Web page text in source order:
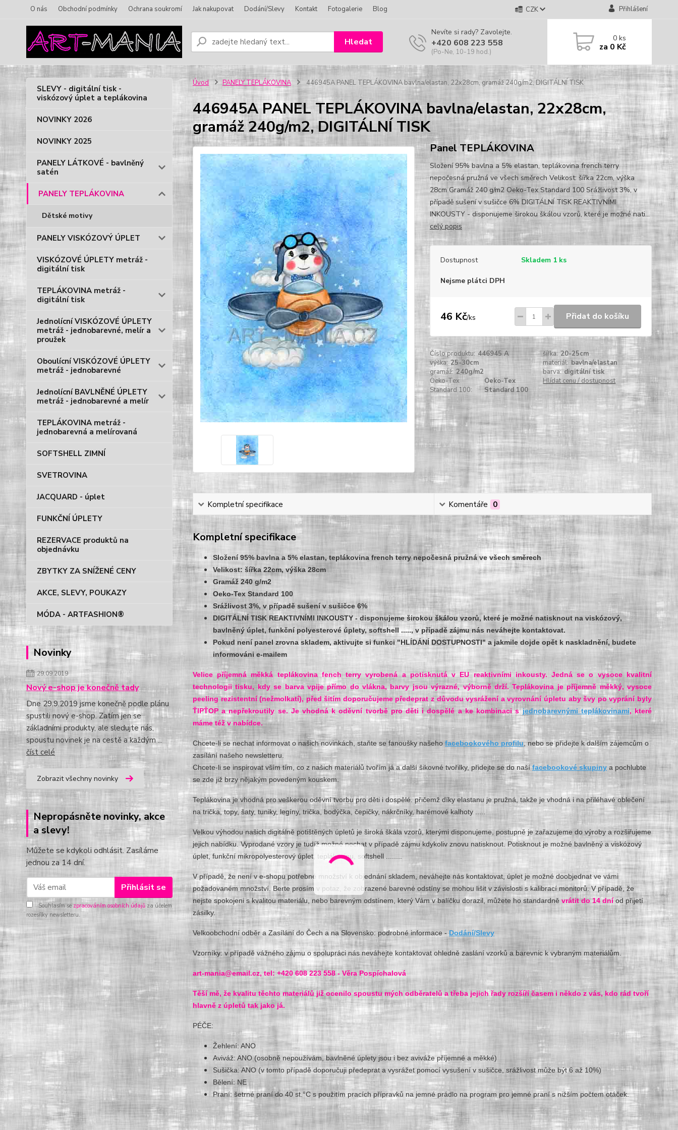
O nás Obchodní podmínky Ochrana soukromí Jak nakupovat Dodání/Slevy Kontakt Fotogalerie Blog CZK Přihlášení
Hledat
Nevíte si rady? Zavolejte.
+420 608 223 558
(Po-Ne, 10-19 hod.)
0ks
za 0 Kč
SLEVY - digitální tisk -
viskózový úplet a teplákovina
NOVINKY 2026
NOVINKY 2025
PANELY LÁTKOVÉ - bavlněný
satén
PANELY TEPLÁKOVINA
Dětské motivy
PANELY VISKÓZOVÝ ÚPLET
VISKÓZOVÉ ÚPLETY metráž -
digitální tisk
TEPLÁKOVINA metráž -
digitální tisk
Jednolícní VISKÓZOVÉ ÚPLETY
metráž - jednobarevné, melír a
proužek
Oboulícní VISKÓZOVÉ ÚPLETY
metráž - jednobarevné
Jednolícní BAVLNĚNÉ ÚPLETY
metráž - jednobarevné a melír
TEPLÁKOVINA metráž -
jednobarevná a melírovaná
SOFTSHELL ZIMNÍ
SVETROVINA
JACQUARD - úplet
FUNKČNÍ ÚPLETY
REZERVACE produktů na
objednávku
ZBYTKY ZA SNÍŽENÉ CENY
AKCE, SLEVY, POUKAZY
MÓDA - ARTFASHION®
Novinky
29.09.2019
Nový e-shop je konečně tady
Dne 29.9.2019 jsme konečně podle plánu
spustili nový e-shop. Zatím jen se
základními produkty, ale sledujte nás,
spoustu novinek je na cestě a každým ...
číst celé
Zobrazit všechny novinky
Nepropásněte novinky, akce
a slevy!
Můžete se kdykoli odhlásit. Zasíláme
jednou za 14 dní.
Přihlásit se
Souhlasím se zpracováním osobních údajů za účelem
rozesílky newsletteru.
Úvod PANELY TEPLÁKOVINA 446945A PANEL TEPLÁKOVINA bavlna/elastan, 22x28cm, gramáž 240g/m2, DIGITÁLNÍ TISK
446945A PANEL TEPLÁKOVINA bavlna/elastan, 22x28cm,
gramáž 240g/m2, DIGITÁLNÍ TISK
Panel TEPLÁKOVINA
Složení 95% bavlna a 5% elastan, teplákovina french terry
nepočesná pružná ve všech směrech Velikost: šířka 22cm, výška
28cm Gramáž 240 g/m2 Oeko-Tex Standard 100 Srážlivost 3%, v
případě sušení v sušičce 6% DIGITÁLNÍ TISK REAKTIVNÍMI
INKOUSTY - disponujeme širokou škálou vzorů, které je možné nati...
celý popis
Dostupnost Skladem 1 ks
Nejsme plátci DPH
46 Kč/ks Přidat do košíku
Číslo produktu: 446945 A šířka: 20-25cm
výška: 25-30cm materiál: bavlna/elastan
gramáž: 240g/m2 barva: digitální tisk
Oeko-Tex
Standard 100:
Oeko-Tex
Standard 100
Hlídat cenu / dostupnost
Kompletní specifikace Komentáře 0
Kompletní specifikace
Složení 95% bavlna a 5% elastan, teplákovina french terry nepočesná pružná ve všech směrech
Velikost: šířka 22cm, výška 28cm
Gramáž 240 g/m2
Oeko-Tex Standard 100
Srážlivost 3%, v případě sušení v sušičce 6%
DIGITÁLNÍ TISK REAKTIVNÍMI INKOUSTY - disponujeme širokou škálou vzorů, které je možné natisknout na viskózový,
bavlněný úplet, funkční polyesterové úplety, softshell ....., v případě zájmu nás neváhejte kontaktovat.
Pokud není panel zrovna skladem, aktivujte si funkci "HLÍDÁNÍ DOSTUPNOSTI" a jakmile dojde opět k naskladnění, budete
informováni e-mailem
Velice příjemná měkká teplákovina fench terry vyrobená a potisknutá v EU reaktivními inkousty. Jedná se o vysoce kvalitní
technologii tisku, kdy se barva vpije přímo do vlákna, barvy jsou výrazné, výborně drží. Teplákovina je příjemně měkký, vysoce
peeling rezistentní (nežmolkatí), před šitím doporučujeme předeprat z důvodu vysrážení a vyrovnání úpletu aby švy po vyprání byly
ŤIPŤOP a nepřekroutily se. Je vhodná k oděvní tvorbě pro děti i dospělé a ke kombinaci sjednobarevnými teplákovinami, které
máme též v nabídce.
Chcete-li se nechat informovat o našich novinkách, staňte se fanoušky našeho facebookového profilu, nebo se přidejte k dalším zájemcům o
zasílání našeho newsletteru.
Chcete-li se inspirovat vším tím, co z našich materiálů tvořím já a další šikovné tvořilky, přidejte se do našífacebookové skupinya pochlubte
se zde již brzy nějakým povedeným kouskem.
Teplákovina je vhodná pro veškerou oděvní tvorbu pro děti i dospělé. přičemž díky elastanu je pružná, takže je vhodná i na přiléhavé oblečení
na trička, topy, šaty, tuniky, legíny, trička, bodýčka, čepičky, nákrčníky, harémové kalhoty .....
Velkou výhodou našich digitálně potištěných úpletů je široká škála vzorů, kterými disponujeme, postupně je zařazujeme do výroby a rozšiřujeme
jejich nabídku. Vyprodané vzory je tudíž možné nechat v případě zájmu kdykoliv znovu natisknout. Potisknout je možné bavlněný a viskózový
úplet, funkční mikropolyesterový úplet, teplákovinu, softshell ........
V případě, že není v e-shopu potřebné množství k objednání skladem, neváhejte nás kontaktovat, úplet je možné doobjednat ve vámi
požadovaném množství. Berte prosím v potaz, že zobrazené barevné odstíny se mohou lišit v závislosti s kalibrací monitorů. V případě, že
nejste spokojeni s kvalitou materiálu, nebo barevným odstínem, který Vám v balíčku dorazil, můžete ho standardně vrátit do 14 dníod přijetí
zásilky.
Velkoobchodní odběr a Zasílání do Čech a na Slovensko: podrobné informace -Dodání/Slevy
Vzorníky: v případě vážného zájmu o spolupráci nás neváhejte kontaktovat ohledně zaslání vzorků a barevnic k vybraným materiálům.
art-mania@email.cz, tel: +420 608 223 558 - Věra Pospíchalová
Těší mě, že kvalitu těchto materiálů již ocenilo spoustu mých odběratelů a třeba jejich řady rozšíří časem i někdo z vás, kdo rád tvoří
hlavně z úpletů tak jako já.
PÉČE:
Žehlení: ANO
Aviváž: ANO (osobně nepoužívám, bavlněné úplety jsou i bez aviváže příjemné a měkké)
Sušička: ANO (v tomto případě doporučuji předeprat a vysrážet pomocí vysušení v sušičce, srážlivost může být 6 až 10%)
Bělení: NE
Praní: šetrné praní do 40 st.°C s použitím pracích přípravků na jemné prádlo na program pro jemné praní s nižším počtem otáček.